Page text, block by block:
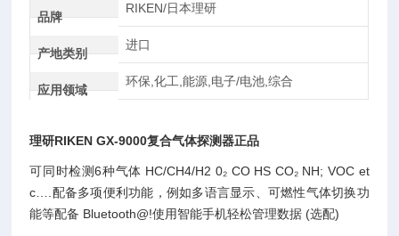
品牌
RIKEN/日本理研
产地类别
进口
应用领域
环保,化工,能源,电子/电池,综合
理研RIKEN GX-9000复合气体探测器正品
可同时检测6种气体 HC/CH4/H2 0₂ CO HS CO₂ NH; VOC et
c….配备多项便利功能，例如多语言显示、可燃性气体切换功
能等配备 Bluetooth@!使用智能手机轻松管理数据 (选配)